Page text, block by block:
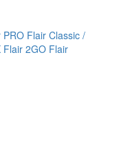
PRO Flair Classic /
Flair 2GO Flair